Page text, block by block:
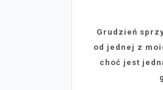
Grudzień
od jednej z
choć jest